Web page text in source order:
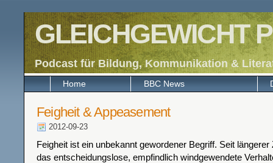
GLEICHGEWICHT
Podcast für Bildung, Kommunikation &
BBC News
Home
Feigheit & Appeasement
2012-09-23
Feigheit ist ein unbekannt gewordener Begriff. Seit
das entscheidungslose, empfindlich windgewendete